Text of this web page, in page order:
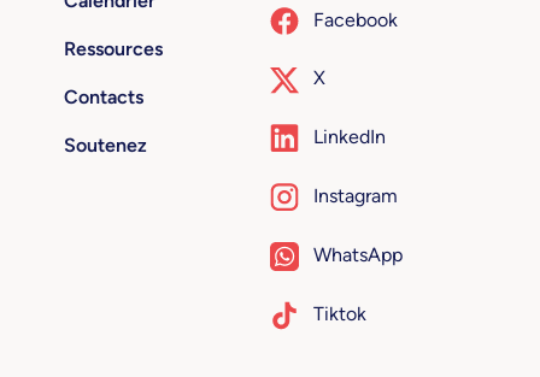
Ressources
Contacts
Soutenez
Facebook
X
LinkedIn
Instagram
WhatsApp
Tiktok